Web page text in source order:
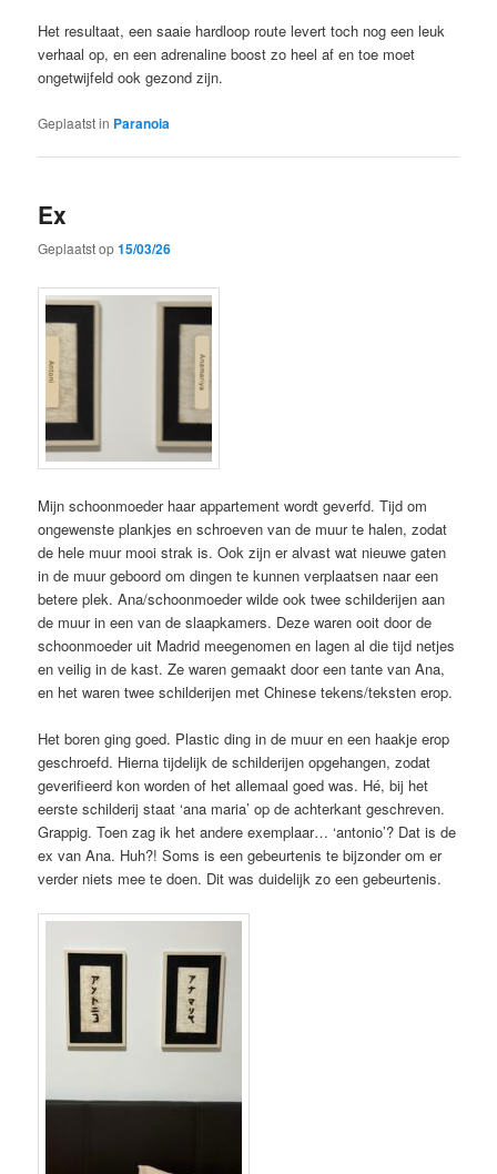
Het resultaat, een saaie hardloop route levert toch nog een leuk
verhaal op, en een adrenaline boost zo heel af en toe moet
ongetwijfeld ook gezond zijn.
Geplaatst in Paranoia
Ex
Geplaatst op15/03/26
Mijn schoonmoeder haar appartement wordt geverfd. Tijd om
ongewenste plankjes en schroeven van de muur te halen, zodat
de hele muur mooi strak is. Ook zijn er alvast wat nieuwe gaten
in de muur geboord om dingen te kunnen verplaatsen naar een
betere plek. Ana/schoonmoeder wilde ook twee schilderijen aan
de muur in een van de slaapkamers. Deze waren ooit door de
schoonmoeder uit Madrid meegenomen en lagen al die tijd netjes
en veilig in de kast. Ze waren gemaakt door een tante van Ana,
en het waren twee schilderijen met Chinese tekens/teksten erop.
Het boren ging goed. Plastic ding in de muur en een haakje erop
geschroefd. Hierna tijdelijk de schilderijen opgehangen, zodat
geverifieerd kon worden of het allemaal goed was. Hé, bij het
eerste schilderij staat ‘ana maria’ op de achterkant geschreven.
Grappig. Toen zag ik het andere exemplaar… ‘antonio’? Dat is de
ex van Ana. Huh?! Soms is een gebeurtenis te bijzonder om er
verder niets mee te doen. Dit was duidelijk zo een gebeurtenis.